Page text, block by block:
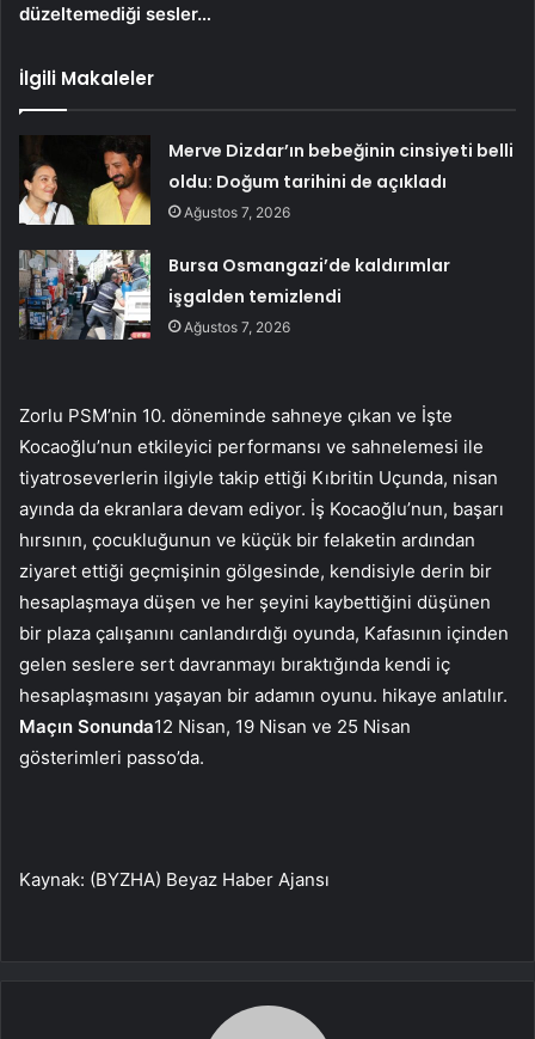
düzeltemediği sesler…
İlgili Makaleler
Merve Dizdar’ın bebeğinin cinsiyeti belli
oldu: Doğum tarihini de açıkladı
Ağustos 7, 2026
Bursa Osmangazi’de kaldırımlar
işgalden temizlendi
Ağustos 7, 2026
Zorlu PSM’nin 10. döneminde sahneye çıkan ve İşte
Kocaoğlu’nun etkileyici performansı ve sahnelemesi ile
tiyatroseverlerin ilgiyle takip ettiği Kıbritin Uçunda, nisan
ayında da ekranlara devam ediyor. İş Kocaoğlu’nun, başarı
hırsının, çocukluğunun ve küçük bir felaketin ardından
ziyaret ettiği geçmişinin gölgesinde, kendisiyle derin bir
hesaplaşmaya düşen ve her şeyini kaybettiğini düşünen
bir plaza çalışanını canlandırdığı oyunda, Kafasının içinden
gelen seslere sert davranmayı bıraktığında kendi iç
hesaplaşmasını yaşayan bir adamın oyunu. hikaye anlatılır.
Maçın Sonunda12 Nisan, 19 Nisan ve 25 Nisan
gösterimleri passo’da.
Kaynak: (BYZHA) Beyaz Haber Ajansı